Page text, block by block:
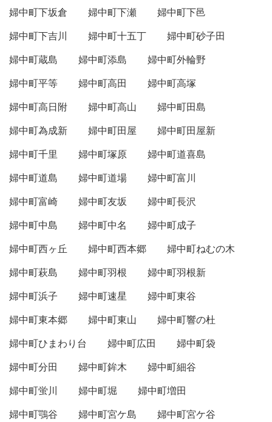
婦中町下坂倉
婦中町下瀬
婦中町下邑
婦中町下吉川
婦中町十五丁
婦中町砂子田
婦中町蔵島
婦中町添島
婦中町外輪野
婦中町平等
婦中町高田
婦中町高塚
婦中町高日附
婦中町高山
婦中町田島
婦中町為成新
婦中町田屋
婦中町田屋新
婦中町千里
婦中町塚原
婦中町道喜島
婦中町道島
婦中町道場
婦中町富川
婦中町富崎
婦中町友坂
婦中町長沢
婦中町中島
婦中町中名
婦中町成子
婦中町西ヶ丘
婦中町西本郷
婦中町ねむの木
婦中町萩島
婦中町羽根
婦中町羽根新
婦中町浜子
婦中町速星
婦中町東谷
婦中町東本郷
婦中町東山
婦中町響の杜
婦中町ひまわり台
婦中町広田
婦中町袋
婦中町分田
婦中町鉾木
婦中町細谷
婦中町蛍川
婦中町堀
婦中町増田
婦中町鶚谷
婦中町宮ケ島
婦中町宮ケ谷